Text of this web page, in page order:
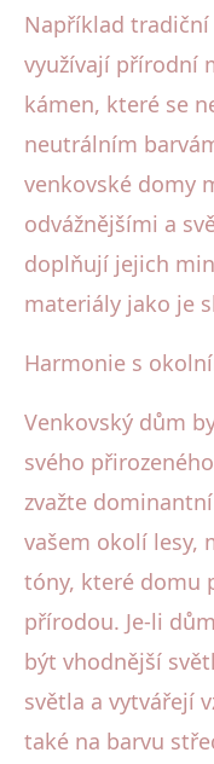
Například tradiční
využívají přírodní
kámen, které se
neutrálním
venkovské domy
odvážnějšími a
doplňují jejich
materiály jako je
Harmonie s
Venkovský dům
svého
zvažte
vašem okolí lesy,
tóny, které domu
přírodou. Je-li
být vhodnější
světla a vytvářejí
také na barvu